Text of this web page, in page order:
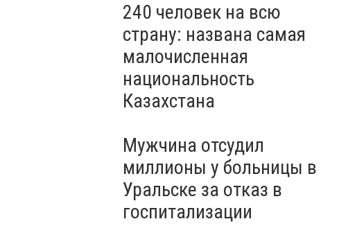
240 человек на всю
страну: названа самая
малочисленная
национальность
Казахстана
Мужчина отсудил
миллионы у больницы в
Уральске за отказ в
госпитализации